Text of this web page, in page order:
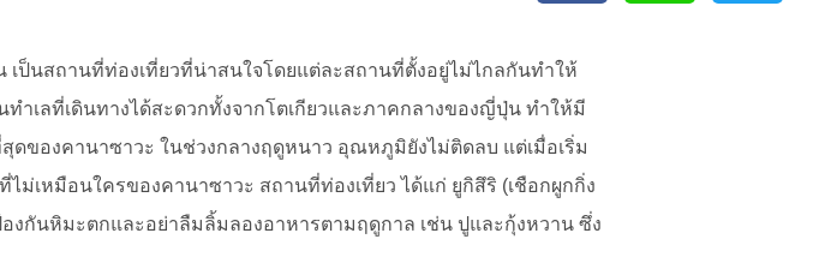
ป็นสถานที่ท่องเที่ยวที่น่าสนใจโดยแต่ละสถานที่ตั้งอยู่ไม่ไกลกันทำให้
ำเลที่เดินทางได้สะดวกทั้งจากโตเกียวและภาคกลางของญี่ปุ่น ทำให้มี
ดของคานาซาวะ ในช่วงกลางฤดูหนาว อุณหภูมิยังไม่ติดลบ แต่เมื่อเริ่ม
เหมือนใครของคานาซาวะ สถานที่ท่องเที่ยว ได้แก่ ยูกิสึริ (เชือกผูกกิ่ง
งกันหิมะตกและอย่าลืมลิ้มลองอาหารตามฤดูกาล เช่น ปูและกุ้งหวาน ซึ่ง